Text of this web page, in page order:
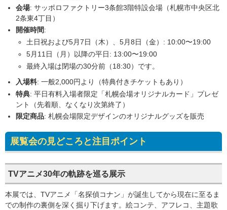
会場: サッポロファクトリー3条館3階特設会場（札幌市中央区北
2条東4丁目）
開催時間:
土日祝および5月7日（木）、5月8日（金）: 10:00〜19:00
5月11日（月）以降の平日: 13:00〜19:00
最終入場は閉場の30分前（18:30）です。
入場料: 一般2,000円より（特典付きチケットもあり）
特典: 平日有料入場者限定「札幌会場オリジナルカード」プレゼ
ント（先着順、なくなり次第終了）
限定商品: 札幌会場限定デザインのオリジナルグッズを販売
展覧会の見どころと注目ポイント
TVアニメ30年の軌跡を巡る展示
本展では、TVアニメ「名探偵コナン」が誕生してから現在に至るま
での制作の裏側を深く掘り下げます。絵コンテ、アフレコ、主題歌